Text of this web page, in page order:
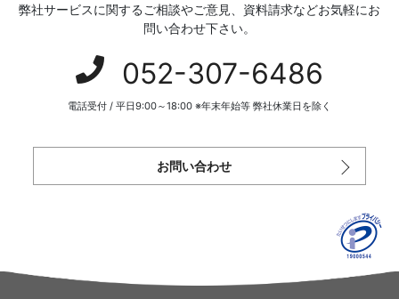
弊社サービスに関するご相談やご意見、資料請求などお気軽にお
問い合わせ下さい。
052-307-6486
電話受付 / 平日9:00～18:00 ※年末年始等 弊社休業日を除く
お問い合わせ